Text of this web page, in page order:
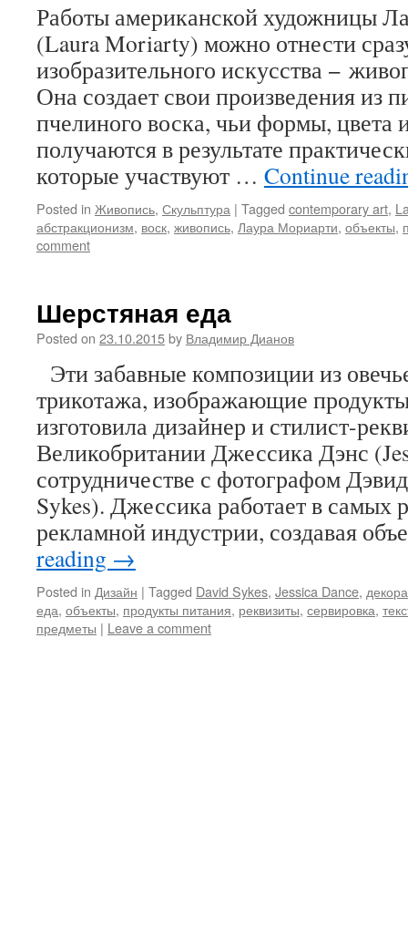
Работы американской художницы
(Laura Moriarty) можно отнести
изобразительного искусства −
Она создает свои произведения из
пчелиного воска, чьи формы, цвета
получаются в результате
которые участвуют … Continue
Posted in Живопись, Скульптура | Tagged contemporary art,
абстракционизм, воск, живопись, Лаура Мориарти, объекты,
comment
Шерстяная еда
Posted on 23.10.2015by Владимир Дианов
Эти забавные композиции из
трикотажа, изображающие
изготовила дизайнер и стилист-
Великобритании Джессика Дэнс
сотрудничестве с фотографом
Sykes). Джессика работает в самых
рекламной индустрии, создавая
reading →
Posted in Дизайн | Tagged David Sykes, Jessica Dance,
еда, объекты, продукты питания, реквизиты, сервировка,
предметы | Leave a comment